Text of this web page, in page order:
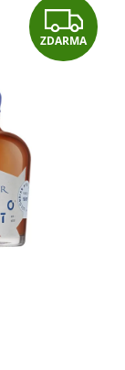
Z
D
ZDARMA